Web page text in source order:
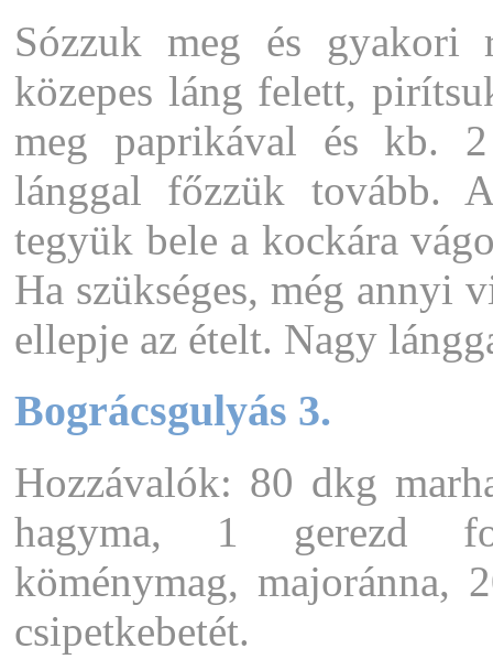
Sózzuk meg és gyakori
közepes láng felett,
meg paprikával és kb.
lánggal főzzük tovább.
tegyük bele a kockára
Ha szükséges, még annyi
ellepje az ételt. Nagy
Bográcsgulyás 3.
Hozzávalók: 80 dkg
hagyma, 1 gerezd
köménymag, majoránna,
csipetkebetét.